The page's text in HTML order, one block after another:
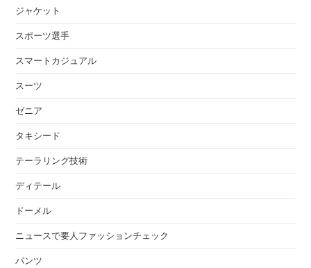
ジャケット
スポーツ選手
スマートカジュアル
スーツ
ゼニア
タキシード
テーラリング技術
ディテール
ドーメル
ニュースで要人ファッションチェック
パンツ